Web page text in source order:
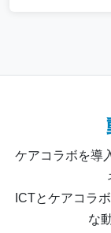
ケアコラボを導
ICTとケアコラ
な